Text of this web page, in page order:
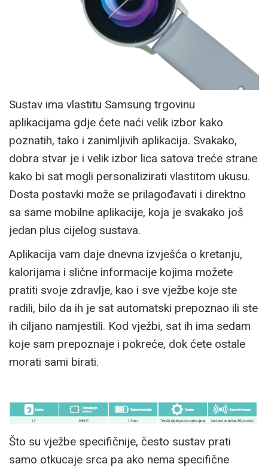
Sustav ima vlastitu Samsung trgovinu
aplikacijama gdje ćete naći velik izbor kako
poznatih, tako i zanimljivih aplikacija. Svakako,
dobra stvar je i velik izbor lica satova treće strane
kako bi sat mogli personalizirati vlastitom ukusu.
Dosta postavki može se prilagođavati i direktno
sa same mobilne aplikacije, koja je svakako još
jedan plus cijelog sustava.
Aplikacija vam daje dnevna izvješća o kretanju,
kalorijama i slične informacije kojima možete
pratiti svoje zdravlje, kao i sve vježbe koje ste
radili, bilo da ih je sat automatski prepoznao ili ste
ih ciljano namjestili. Kod vježbi, sat ih ima sedam
koje sam prepoznaje i pokreće, dok ćete ostale
morati sami birati.
Što su vježbe specifičnije, često sustav prati
samo otkucaje srca pa ako nema specifične